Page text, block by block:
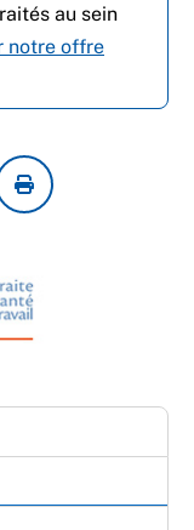
au sein
notre offre